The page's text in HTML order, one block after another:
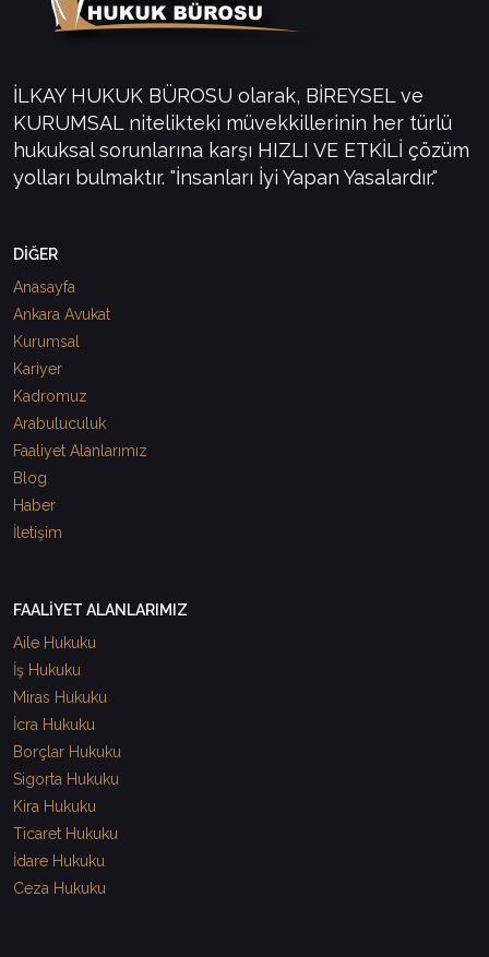
İLKAY HUKUK BÜROSU olarak, BİREYSEL ve
KURUMSAL nitelikteki müvekkillerinin her türlü
hukuksal sorunlarına karşı HIZLI VE ETKİLİ çözüm
yolları bulmaktır. "İnsanları İyi Yapan Yasalardır."
DİĞER
Anasayfa
Ankara Avukat
Kurumsal
Kariyer
Kadromuz
Arabuluculuk
Faaliyet Alanlarımız
Blog
Haber
İletişim
FAALİYET ALANLARIMIZ
Aile Hukuku
İş Hukuku
Miras Hukuku
İcra Hukuku
Borçlar Hukuku
Sigorta Hukuku
Kira Hukuku
Ticaret Hukuku
İdare Hukuku
Ceza Hukuku